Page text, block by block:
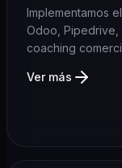
Implementamos
Odoo, Pipedrive,
coaching
Ver más